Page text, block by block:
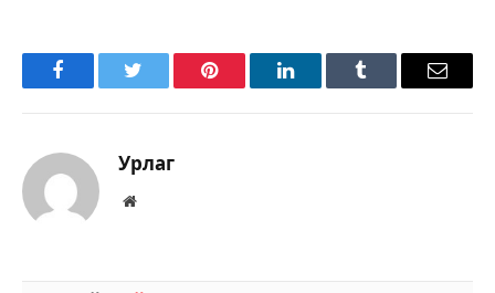
FacebookTwitter Pinterest LinkedInTumblr Имэйл
Урлаг
Вэбсайт